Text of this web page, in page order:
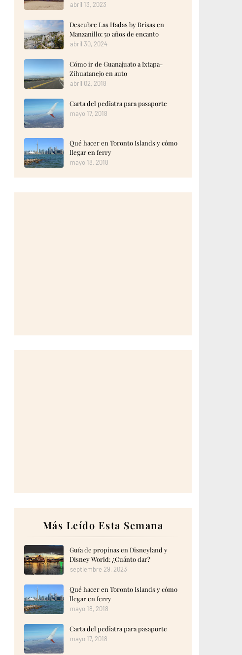
abril 13, 2023
Descubre Las Hadas by Brisas en
Manzanillo: 50 años de encanto
abril 30, 2024
Cómo ir de Guanajuato a Ixtapa-
Zihuatanejo en auto
abril 02, 2018
Carta del pediatra para pasaporte
mayo 17, 2018
Qué hacer en Toronto Islands y cómo
llegar en ferry
mayo 18, 2018
Más Leído Esta Semana
Guía de propinas en Disneyland y
Disney World: ¿Cuánto dar?
septiembre 29, 2023
Qué hacer en Toronto Islands y cómo
llegar en ferry
mayo 18, 2018
Carta del pediatra para pasaporte
mayo 17, 2018